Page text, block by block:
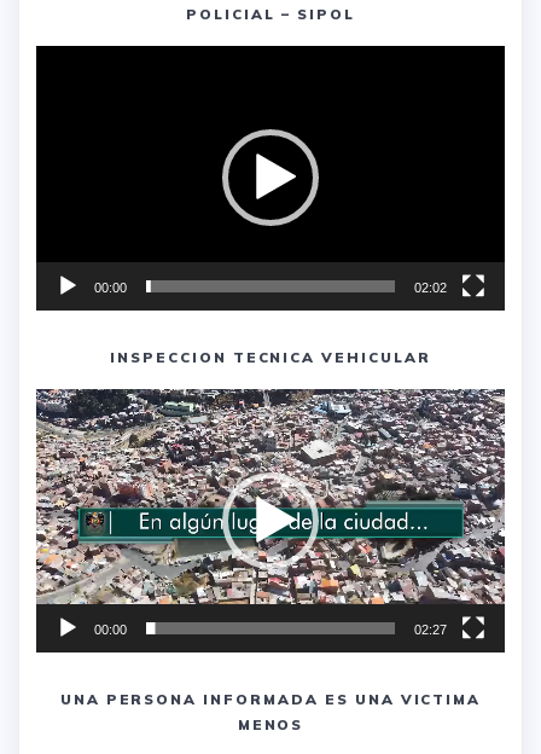
POLICIAL – SIPOL
00:00 02:02
INSPECCION TECNICA VEHICULAR
Reproductor
de
vídeo
00:00 02:27
UNA PERSONA INFORMADA ES UNA VICTIMA
MENOS